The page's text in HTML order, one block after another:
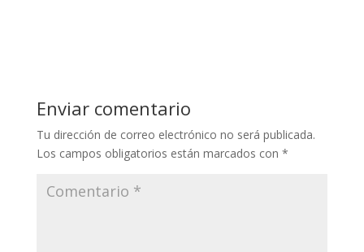
Enviar comentario
Tu dirección de correo electrónico no será publicada.
Los campos obligatorios están marcados con *